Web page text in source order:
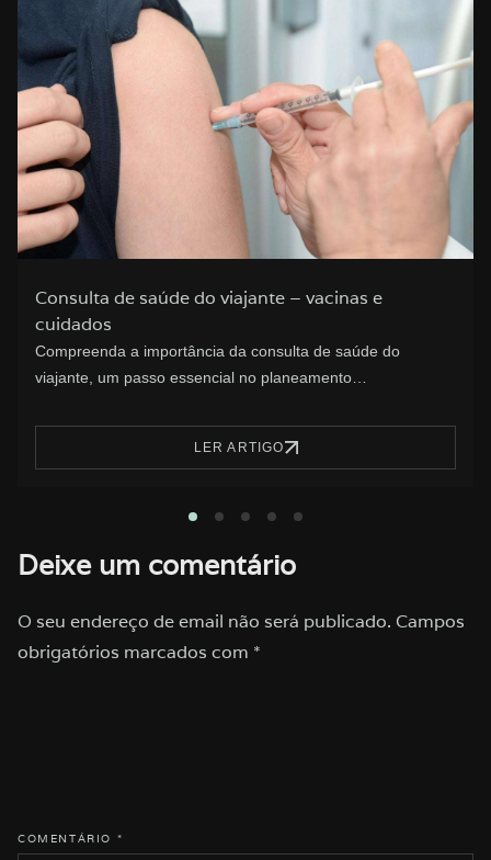
Como Viajar com a Sua Bicicleta
Viajar com a sua bicicleta é sempre uma entrave. Aprenda
algumas técnicas para levar…
3 4 5
Deixe um comentário
O seu endereço de email não será publicado. Campos
obrigatórios marcados com *
COMENTÁRIO *